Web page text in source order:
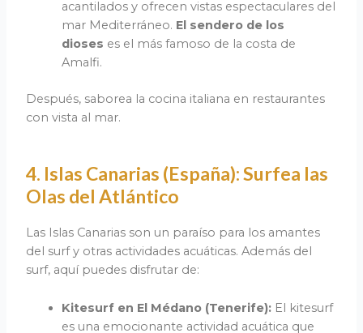
acantilados y ofrecen vistas espectaculares del
mar Mediterráneo. El sendero de los
dioses es el más famoso de la costa de
Amalfi.
Después, saborea la cocina italiana en restaurantes
con vista al mar.
4. Islas Canarias (España): Surfea las
Olas del Atlántico
Las Islas Canarias son un paraíso para los amantes
del surf y otras actividades acuáticas. Además del
surf, aquí puedes disfrutar de:
Kitesurf en El Médano (Tenerife): El kitesurf
es una emocionante actividad acuática que